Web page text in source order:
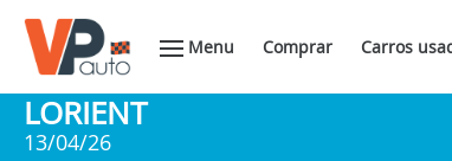
Menu Comprar Carros
LORIENT
13/04/26